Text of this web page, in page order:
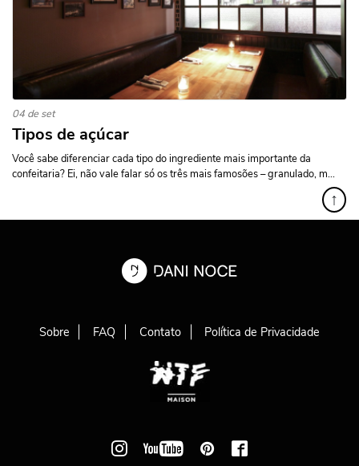
04 de set
Tipos de açúcar
Você sabe diferenciar cada tipo do ingrediente mais importante da
confeitaria? Ei, não vale falar só os três mais famosões – granulado, m...
↑
Sobre FAQ Contato Política de Privacidade